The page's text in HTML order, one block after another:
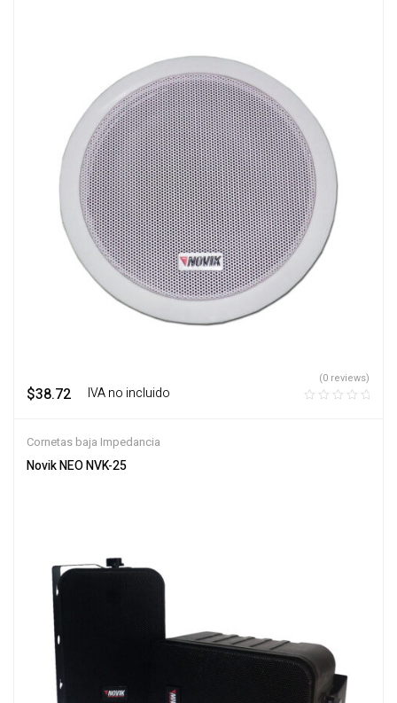
$38.72 ‎ ‎ ‎ IVA no incluido
(0 reviews)
Cornetas baja Impedancia
Novik NEO NVK-25